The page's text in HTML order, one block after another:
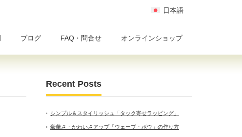
日本語
ブログ FAQ・問合せ オンラインショップ
Recent Posts
シンプル＆スタイリッシュ「タック寄せラッピング」
豪華さ・かわいさアップ「ウェーブ・ボウ」の作り方